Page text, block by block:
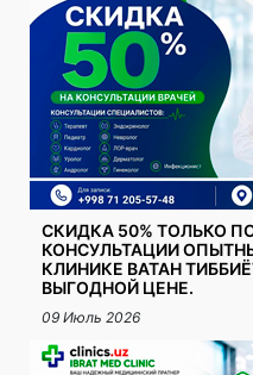
СКИДКА 50% ТОЛЬКО
КОНСУЛЬТАЦИИ
КЛИНИКЕ ВАТАН
ВЫГОДНОЙ ЦЕНЕ.
09 Июль 2026